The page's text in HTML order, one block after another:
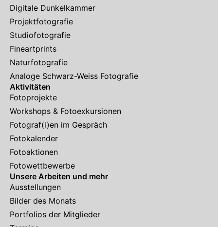
Digitale Dunkelkammer
Projektfotografie
Studiofotografie
Fineartprints
Naturfotografie
Analoge Schwarz-Weiss Fotografie
Aktivitäten
Fotoprojekte
Workshops & Fotoexkursionen
Fotograf(i)en im Gespräch
Fotokalender
Fotoaktionen
Fotowettbewerbe
Unsere Arbeiten und mehr
Ausstellungen
Bilder des Monats
Portfolios der Mitglieder